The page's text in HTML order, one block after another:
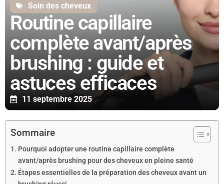
Soin des cheveux
Routine capillaire
complète avant/après
brushing : guide et
astuces efficaces
11 septembre 2025
Sommaire
Pourquoi adopter une routine capillaire complète
avant/après brushing pour des cheveux en pleine santé
Étapes essentielles de la préparation des cheveux avant un